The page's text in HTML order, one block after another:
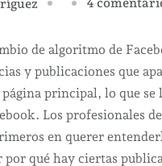
de algoritmo de
y publicaciones que
principal, lo que se
Los profesionales
en querer
qué hay ciertas